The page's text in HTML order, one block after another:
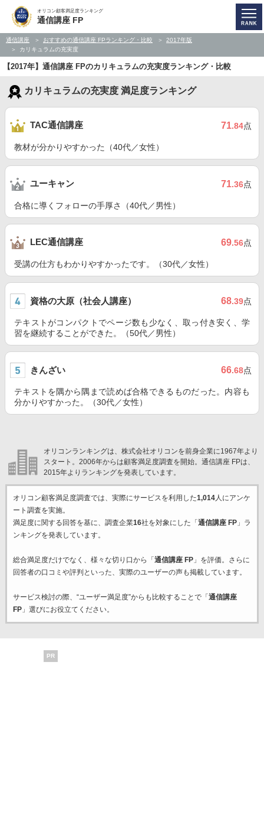
オリコン顧客満足度ランキング
通信講座 FP
通信講座 おすすめの通信講座 FPランキング・比較
2017年版
カリキュラムの充実度
【2017年】通信講座 FPのカリキュラムの充実度ランキング・比較
カリキュラムの充実度 満足度ランキング
TAC通信講座 71.84点
教材が分かりやすかった（40代／女性）
ユーキャン 71.36点
合格に導くフォローの手厚さ（40代／男性）
LEC通信講座 69.56点
受講の仕方もわかりやすかったです。（30代／女性）
資格の大原（社会人講座） 68.39点
テキストがコンパクトでページ数も少なく、取っ付き安く、学
習を継続することができた。（50代／男性）
きんざい 66.68点
テキストを隅から隅まで読めば合格できるものだった。内容も
分かりやすかった。（30代／女性）
オリコンランキングは、株式会社オリコンを前身企業に1967年より
スタート。2006年からは顧客満足度調査を開始。通信講座 FPは、
2015年よりランキングを発表しています。
オリコン顧客満足度調査では、実際にサービスを利用した1,014人にアンケ
ート調査を実施。
満足度に関する回答を基に、調査企業16社を対象にした「 通信講座 FP」ラ
ンキングを発表しています。
総合満足度だけでなく、様々な切り口から「 通信講座 FP」を評価。さらに
回答者の口コミや評判といった、実際のユーザーの声も掲載しています。
サービス検討の際、“ユーザー満足度”からも比較することで「 通信講座
FP」選びにお役立てください。
PR